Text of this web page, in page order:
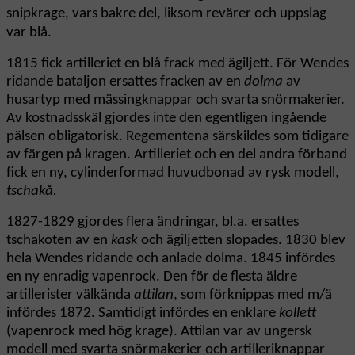
snipkrage, vars bakre del, liksom revärer och uppslag
var blå.
1815 fick artilleriet en blå frack med ägiljett. För Wendes
ridande bataljon ersattes fracken av en dolma av
husartyp med mässingknappar och svarta snörmakerier.
Av kostnadsskäl gjordes inte den egentligen ingående
pälsen obligatorisk. Regementena särskildes som tidigare
av färgen på kragen. Artilleriet och en del andra förband
fick en ny, cylinderformad huvudbonad av rysk modell,
tschakå.
1827-1829 gjordes flera ändringar, bl.a. ersattes
tschakoten av en kask och ägiljetten slopades. 1830 blev
hela Wendes ridande och anlade dolma. 1845 infördes
en ny enradig vapenrock. Den för de flesta äldre
artillerister välkända attilan, som förknippas med m/ä
infördes 1872. Samtidigt infördes en enklare kollett
(vapenrock med hög krage). Attilan var av ungersk
modell med svarta snörmakerier och artilleriknappar